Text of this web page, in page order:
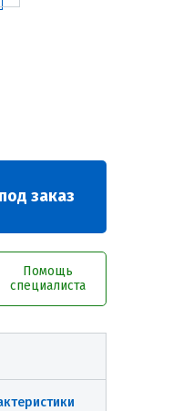
заказ
Помощь
специалиста